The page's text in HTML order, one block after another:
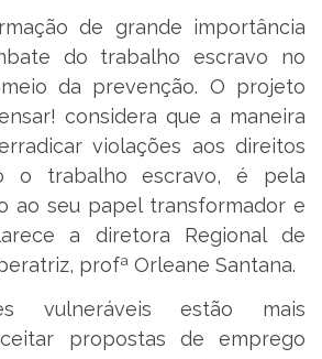
de grande importância
do trabalho escravo no
da prevenção. O projeto
considera que a maneira
violações aos direitos
o trabalho escravo, é pela
ao seu papel transformador e
a diretora Regional de
profª Orleane Santana.
vulneráveis estão mais
propostas de emprego